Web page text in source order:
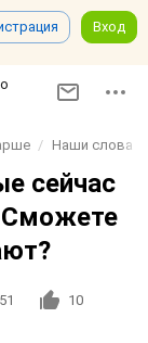
Вход
Наши слова
сейчас
Сможете
51 10